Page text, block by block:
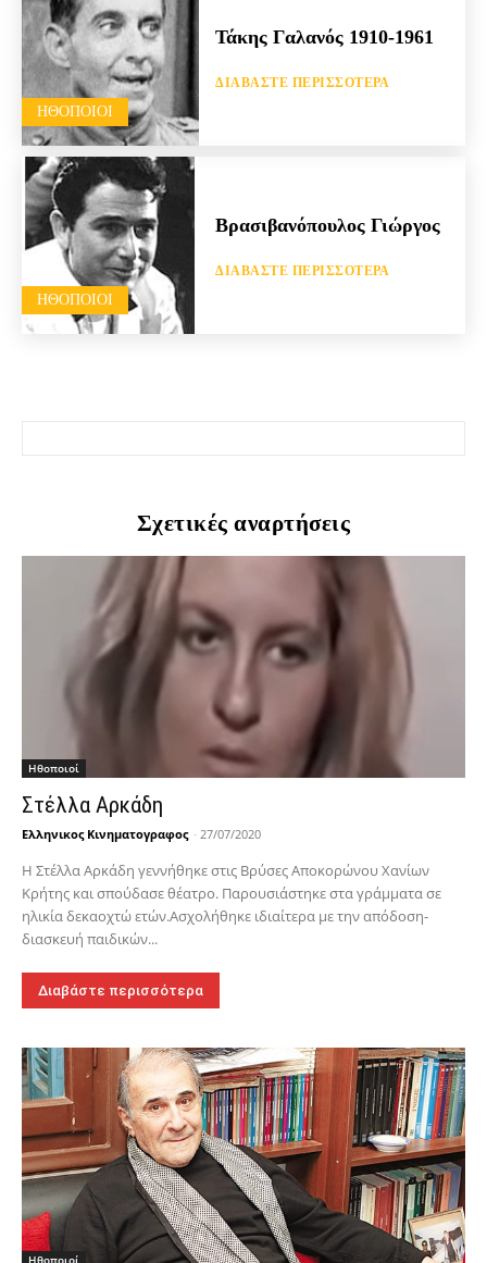
HΘΟΠΟΙΟΊ
Τάκης Γαλανός 1910-1961
ΔΙΑΒΆΣΤΕ ΠΕΡΙΣΣΌΤΕΡΑ
HΘΟΠΟΙΟΊ
Βρασιβανόπουλος Γιώργος
ΔΙΑΒΆΣΤΕ ΠΕΡΙΣΣΌΤΕΡΑ
Σχετικές αναρτήσεις
Hθοποιοί
Στέλλα Αρκάδη
Ελληνικος Κινηματογραφος - 27/07/2020
Η Στέλλα Αρκάδη γεννήθηκε στις Βρύσες Αποκορώνου Χανίων
Κρήτης και σπούδασε θέατρο. Παρουσιάστηκε στα γράμματα σε
ηλικία δεκαοχτώ ετών.Ασχολήθηκε ιδιαίτερα με την απόδοση-
διασκευή παιδικών...
Διαβάστε περισσότερα
Hθοποιοί